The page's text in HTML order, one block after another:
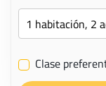
✔ Clase